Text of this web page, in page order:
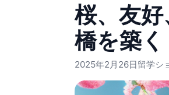
桜、友
橋を築く
2025年2月26日留学シ